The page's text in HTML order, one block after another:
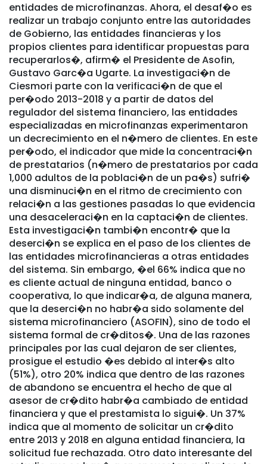
entidades de microfinanzas. Ahora, el desaf�o es
realizar un trabajo conjunto entre las autoridades
de Gobierno, las entidades financieras y los
propios clientes para identificar propuestas para
recuperarlos�, afirm� el Presidente de Asofin,
Gustavo Garc�a Ugarte. La investigaci�n de
Ciesmori parte con la verificaci�n de que el
per�odo 2013-2018 y a partir de datos del
regulador del sistema financiero, las entidades
especializadas en microfinanzas experimentaron
un decrecimiento en el n�mero de clientes. En este
per�odo, el indicador que mide la concentraci�n
de prestatarios (n�mero de prestatarios por cada
1,000 adultos de la poblaci�n de un pa�s) sufri�
una disminuci�n en el ritmo de crecimiento con
relaci�n a las gestiones pasadas lo que evidencia
una desaceleraci�n en la captaci�n de clientes.
Esta investigaci�n tambi�n encontr� que la
deserci�n se explica en el paso de los clientes de
las entidades microfinancieras a otras entidades
del sistema. Sin embargo, �el 66% indica que no
es cliente actual de ninguna entidad, banco o
cooperativa, lo que indicar�a, de alguna manera,
que la deserci�n no habr�a sido solamente del
sistema microfinanciero (ASOFIN), sino de todo el
sistema formal de cr�ditos�. Una de las razones
principales por las cual dejaron de ser clientes,
prosigue el estudio �es debido al inter�s alto
(51%), otro 20% indica que dentro de las razones
de abandono se encuentra el hecho de que al
asesor de cr�dito habr�a cambiado de entidad
financiera y que el prestamista lo sigui�. Un 37%
indica que al momento de solicitar un cr�dito
entre 2013 y 2018 en alguna entidad financiera, la
solicitud fue rechazada. Otro dato interesante del